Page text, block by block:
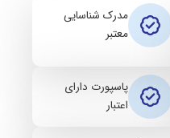
مدرک شناسایی
معتبر
پاسپورت دارای
اعتبار